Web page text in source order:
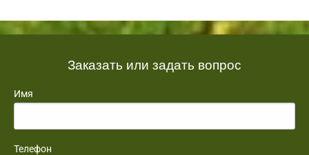
Заказать или задать вопрос
Имя
Телефон